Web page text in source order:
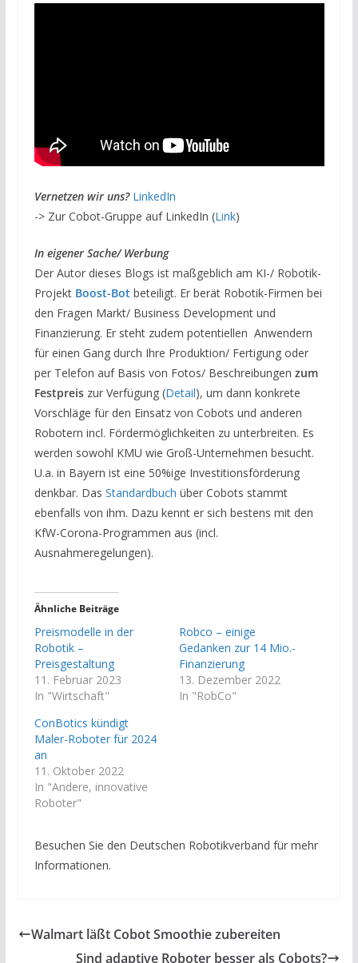
Vernetzen wir uns? LinkedIn
-> Zur Cobot-Gruppe auf LinkedIn (Link)
In eigener Sache/ Werbung
Der Autor dieses Blogs ist maßgeblich am KI-/ Robotik-
Projekt Boost-Bot beteiligt. Er berät Robotik-Firmen bei
den Fragen Markt/ Business Development und
Finanzierung. Er steht zudem potentiellen Anwendern
für einen Gang durch Ihre Produktion/ Fertigung oder
per Telefon auf Basis von Fotos/ Beschreibungen zum
Festpreiszur Verfügung (Detail), um dann konkrete
Vorschläge für den Einsatz von Cobots und anderen
Robotern incl. Fördermöglichkeiten zu unterbreiten. Es
werden sowohl KMU wie Groß-Unternehmen besucht.
U.a. in Bayern ist eine 50%ige Investitionsförderung
denkbar. Das Standardbuch über Cobots stammt
ebenfalls von ihm. Dazu kennt er sich bestens mit den
KfW-Corona-Programmen aus (incl.
Ausnahmeregelungen).
Ähnliche Beiträge
Preismodelle in der
Robotik –
Preisgestaltung
11. Februar 2023
In "Wirtschaft"
Robco – einige
Gedanken zur 14 Mio.-
Finanzierung
13. Dezember 2022
In "RobCo"
ConBotics kündigt
Maler-Roboter für 2024
an
11. Oktober 2022
In "Andere, innovative
Roboter"
Besuchen Sie den Deutschen Robotikverband für mehr
Informationen.
Walmart läßt Cobot Smoothie zubereiten
Sind adaptive Roboter besser als Cobots?